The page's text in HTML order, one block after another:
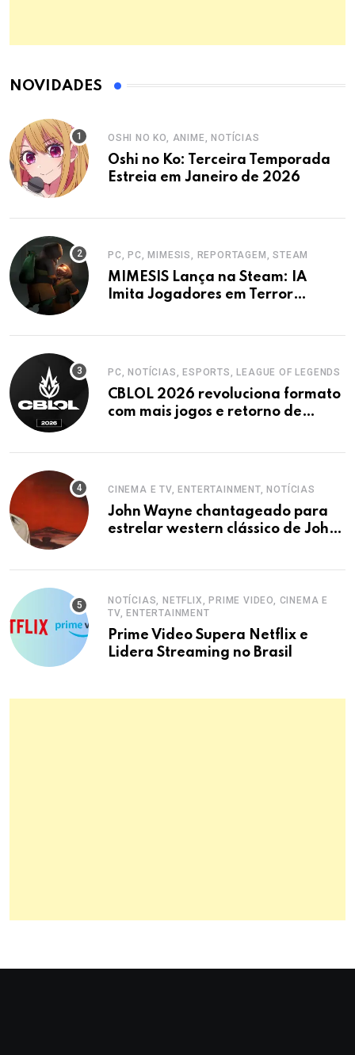
NOVIDADES
OSHI NO KO, ANIME, NOTÍCIAS
Oshi no Ko: Terceira Temporada
Estreia em Janeiro de 2026
PC, PC, MIMESIS, REPORTAGEM, STEAM
MIMESIS Lança na Steam: IA
Imita Jogadores em Terror
PC, NOTÍCIAS, ESPORTS, LEAGUE OF LEGENDS
CBLOL 2026 revoluciona formato
com mais jogos e retorno de
CINEMA E TV, ENTERTAINMENT, NOTÍCIAS
John Wayne chantageado para
estrelar western clássico de John
NOTÍCIAS, NETFLIX, PRIME VIDEO, CINEMA E
TV, ENTERTAINMENT
Prime Video Supera Netflix e
Lidera Streaming no Brasil